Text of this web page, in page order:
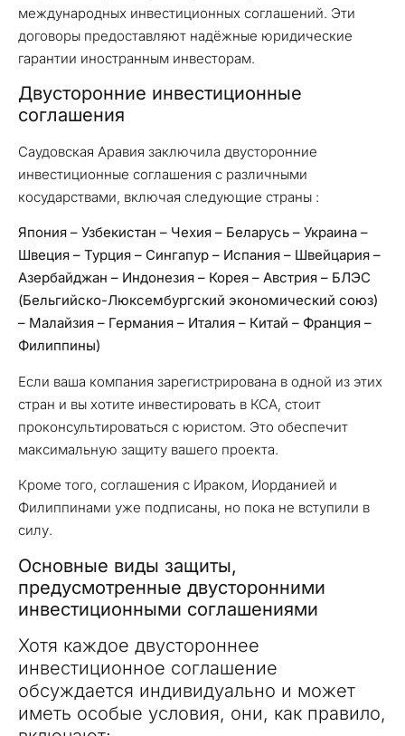
международных инвестиционных соглашений. Эти
договоры предоставляют надёжные юридические
гарантии иностранным инвесторам.
Двусторонние инвестиционные
соглашения
Саудовская Аравия заключила двусторонние
инвестиционные соглашения с различными
косударствами, включая следующие страны :
Япония – Узбекистан – Чехия – Беларусь – Украина –
Швеция – Турция – Сингапур – Испания – Швейцария –
Азербайджан – Индонезия – Корея – Австрия – БЛЭС
(Бельгийско-Люксембургский экономический союз)
– Малайзия – Германия – Италия – Китай – Франция –
Филиппины)
Если ваша компания зарегистрирована в одной из этих
стран и вы хотите инвестировать в КСА, стоит
проконсультироваться с юристом. Это обеспечит
максимальную защиту вашего проекта.
Кроме того, соглашения с Ираком, Иорданией и
Филиппинами уже подписаны, но пока не вступили в
силу.
Основные виды защиты,
предусмотренные двусторонними
инвестиционными соглашениями
Хотя каждое двустороннее
инвестиционное соглашение
обсуждается индивидуально и может
иметь особые условия, они, как правило,